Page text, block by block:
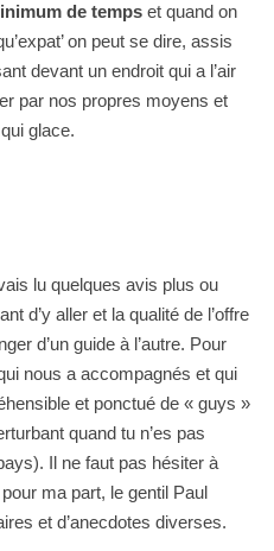
de temps et quand on
on peut se dire, assis
devant un endroit qui a l’air
par nos propres moyens et
glace.
lu quelques avis plus ou
d’y aller et la qualité de l’offre
d’un guide à l’autre. Pour
nous a accompagnés et qui
et ponctué de « guys »
quand tu n’es pas
Il ne faut pas hésiter à
ma part, le gentil Paul
et d’anecdotes diverses.